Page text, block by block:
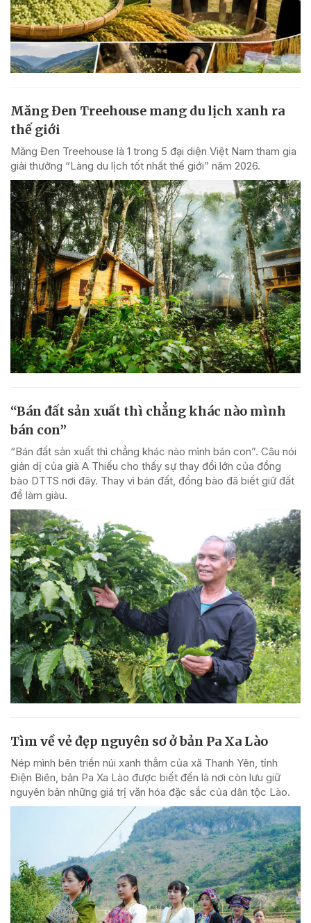
Măng Đen Treehouse mang du lịch xanh ra
thế giới
Măng Đen Treehouse là 1 trong 5 đại diện Việt Nam tham gia
giải thưởng “Làng du lịch tốt nhất thế giới” năm 2026.
“Bán đất sản xuất thì chẳng khác nào mình
bán con”
“Bán đất sản xuất thì chẳng khác nào mình bán con”. Câu nói
giản dị của già A Thiếu cho thấy sự thay đổi lớn của đồng
bào DTTS nơi đây. Thay vì bán đất, đồng bào đã biết giữ đất
để làm giàu.
Tìm về vẻ đẹp nguyên sơ ở bản Pa Xa Lào
Nép mình bên triền núi xanh thẳm của xã Thanh Yên, tỉnh
Điện Biên, bản Pa Xa Lào được biết đến là nơi còn lưu giữ
nguyên bản những giá trị văn hóa đặc sắc của dân tộc Lào.